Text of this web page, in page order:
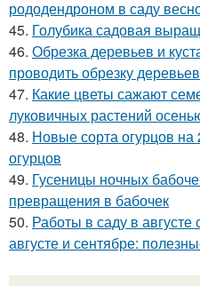
рододендроном в саду
45. Голубика садовая
46. Обрезка деревьев и
проводить обрезку
47. Какие цветы сажают
луковичных растений
48. Новые сорта огурцов
огурцов
49. Гусеницы ночных
превращения в бабочек
50. Работы в саду в
августе и сентябре: